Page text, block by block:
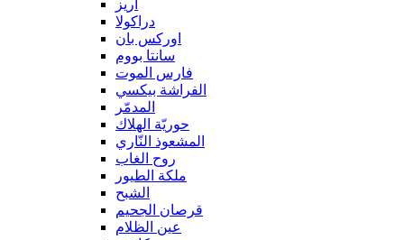
آريز
دراكولا
اوركس بان
سانتا بووم
فارس الموت
الفراشة بيكسي
المدمّر
حوريّة الهلاك
المشعوذ النّاري
روح الغاب
ملكة الطيور
الشبح
قرصان الجحيم
عين الظلام